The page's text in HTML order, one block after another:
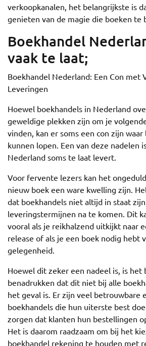
verkoopkanalen, het belangrijkste is
genieten van de magie die boeken te
Boekhandel
vaak te laat;
Boekhandel Nederland: Een Con met
Leveringen
Hoewel boekhandels in Nederland
geweldige plekken zijn om je
vinden, kan er soms een con zijn
kunnen lopen. Een van deze nadelen
Nederland soms te laat levert.
Voor fervente lezers kan het
nieuw boek een ware kwelling zijn.
dat boekhandels niet altijd in staat
leveringstermijnen na te komen. Dit
vooral als je reikhalzend uitkijkt naar
release of als je een boek nodig hebt
gelegenheid.
Hoewel dit zeker een nadeel is, is het
benadrukken dat dit niet bij alle
het geval is. Er zijn veel betrouwbare
boekhandels die hun uiterste best
zorgen dat klanten hun bestellingen
Het is daarom raadzaam om bij het
boekhandel rekening te houden met